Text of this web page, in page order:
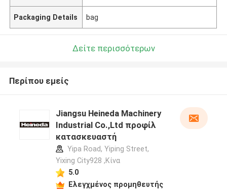
Packaging Details bag
Δείτε περισσότερων
Περίπου εμείς
Jiangsu Heineda Machinery
Industrial Co.,Ltd προφίλ
κατασκευαστή
Yipa Road, Yiping Street,
Yixing City928 ,Κίνα
5.0
Ελεγχμένος προμηθευτής